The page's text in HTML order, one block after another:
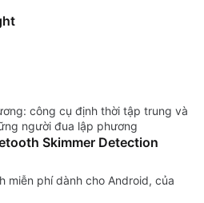
công cụ định thời tập trung và
người đua lập phương
Skimmer Detection
miễn phí dành cho Android, của